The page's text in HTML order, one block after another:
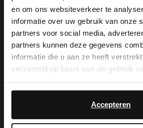
en om ons websiteverkeer te
informatie over uw gebruik van onze
partners voor social media,
partners kunnen deze gegevens
informatie die u aan ze heeft
verzameld op basis van uw gebruik
Accepteren
75.00
-40% -50%
View this website in
It looks like your language isn't
you like to switch to English?
English